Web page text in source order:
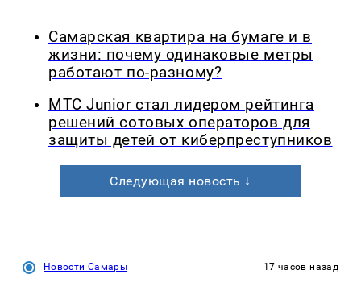
Самарская квартира на бумаге и в
жизни: почему одинаковые метры
работают по-разному?
МТС Junior стал лидером рейтинга
решений сотовых операторов для
защиты детей от киберпреступников
Следующая новость ↓
Новости Самары 17 часов назад